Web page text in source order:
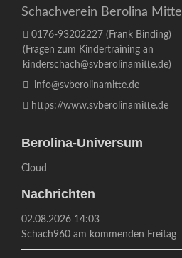
Schachverein Berolina Mitte
0176-93202227 (Frank Binding)
(Fragen zum Kindertraining an
kinderschach@svberolinamitte.de)
info@svberolinamitte.de
https://www.svberolinamitte.de
Berolina-Universum
Cloud
Nachrichten
02.08.2026 14:03
Schach960 am kommenden Freitag